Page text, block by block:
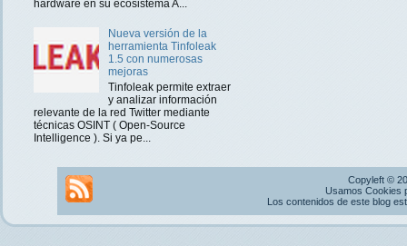
hardware en su ecosistema A...
Nueva versión de la
herramienta Tinfoleak
1.5 con numerosas
mejoras
Tinfoleak permite extraer
y analizar información
relevante de la red Twitter mediante
técnicas OSINT ( Open-Source
Intelligence ). Si ya pe...
Copyleft ©
Usamos Cookies
Los contenidos de este blog